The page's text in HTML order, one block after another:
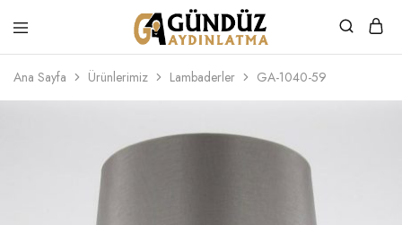
Gündüz
Aydınlatma
Özel
Tasarım
Ürünler
Ana Sayfa Ürünlerimiz Lambaderler GA-1040-59